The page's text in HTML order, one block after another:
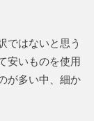
ではないと思う
安いものを使用
が多い中、細か